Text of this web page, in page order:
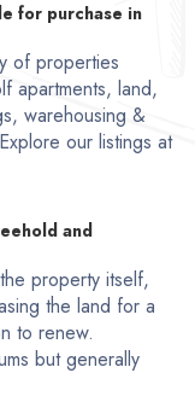
for purchase in
of properties
apartments, land,
warehousing &
our listings at
and
property itself,
the land for a
to renew.
but generally